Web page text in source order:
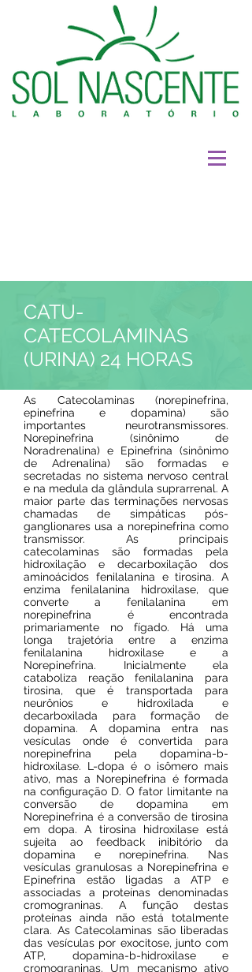
CATU-
CATECOLAMINAS
(URINA) 24 HORAS
As Catecolaminas (norepinefrina,
epinefrina e dopamina) são
importantes neurotransmissores.
Norepinefrina (sinônimo de
Noradrenalina) e Epinefrina (sinônimo
de Adrenalina) são formadas e
secretadas no sistema nervoso central
e na medula da glândula suprarrenal. A
maior parte das terminações nervosas
chamadas de simpáticas pós-
ganglionares usa a norepinefrina como
transmissor. As principais
catecolaminas são formadas pela
hidroxilação e decarboxilação dos
aminoácidos fenilalanina e tirosina. A
enzima fenilalanina hidroxilase, que
converte a fenilalanina em
norepinefrina é encontrada
primariamente no fígado. Há uma
longa trajetória entre a enzima
fenilalanina hidroxilase e a
Norepinefrina. Inicialmente ela
cataboliza reação fenilalanina para
tirosina, que é transportada para
neurônios e hidroxilada e
decarboxilada para formação de
dopamina. A dopamina entra nas
vesículas onde é convertida para
norepinefrina pela dopamina-b-
hidroxilase. L-dopa é o isômero mais
ativo, mas a Norepinefrina é formada
na configuração D. O fator limitante na
conversão de dopamina em
Norepinefrina é a conversão de tirosina
em dopa. A tirosina hidroxilase está
sujeita ao feedback inibitório da
dopamina e norepinefrina. Nas
vesículas granulosas a Norepinefrina e
Epinefrina estão ligadas a ATP e
associadas a proteínas denominadas
cromograninas. A função destas
proteínas ainda não está totalmente
clara. As Catecolaminas são liberadas
das vesículas por exocitose, junto com
ATP, dopamina-b-hidroxilase e
cromograninas. Um mecanismo ativo